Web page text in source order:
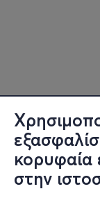
κορυφαία
στην